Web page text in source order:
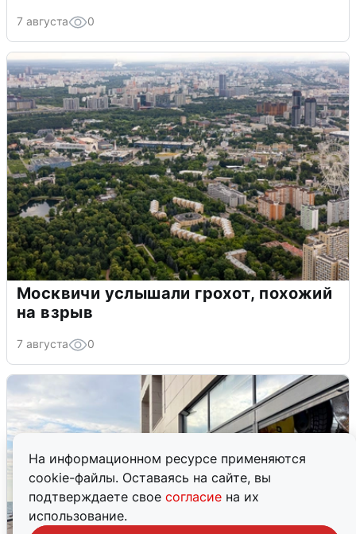
На информационном ресурсе применяются
cookie-файлы. Оставаясь на сайте, вы
подтверждаете свое согласие на их
использование.
7 августа 0
Москвичи услышали грохот, похожий
на взрыв
7 августа 0